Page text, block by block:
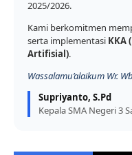
2025/2026.
Kami berkomitmen
serta implementasi KKA
Artifisial).
Wassalamu’alaikum Wr.
Supriyanto, S.Pd
Kepala SMA Negeri 3